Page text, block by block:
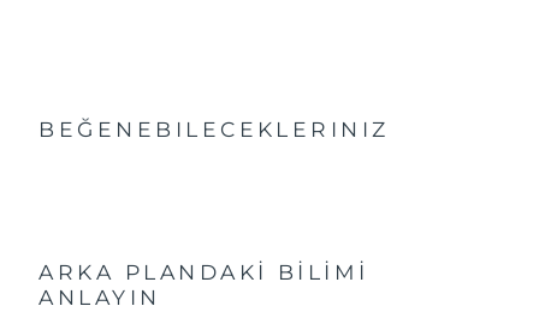
BEĞENEBILECEKLERINIZ
ARKA PLANDAKİ BİLİMİ
ANLAYIN